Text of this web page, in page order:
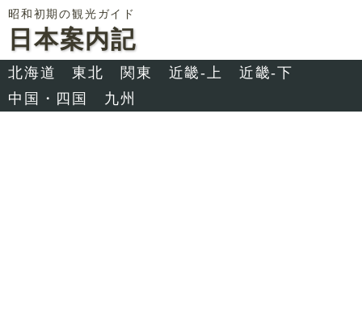
昭和初期の観光ガイド
日本案内記
北海道 東北 関東 近畿-上
近畿-下
中国・四国
九州